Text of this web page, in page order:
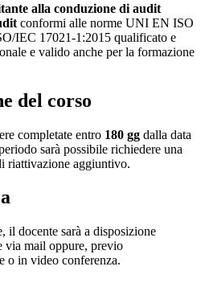
alla conduzione di audit
conformi alle norme UNI EN ISO
IEC 17021-1:2015 qualificato e
e valido anche per la formazione
del corso
completate entro 180 gg dalla data
sarà possibile richiedere una
riattivazione aggiuntivo.
docente sarà a disposizione
via mail oppure, previo
o in video conferenza.